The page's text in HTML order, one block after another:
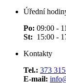
Úřední
Po: 09:00 -
St: 15:00 -
Kontakty
Tel.: 373
E-mail: